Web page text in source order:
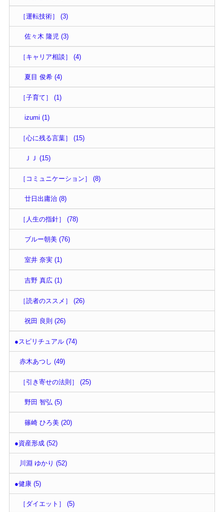
［運転技術］ (3)
佐々木 隆児 (3)
［キャリア相談］ (4)
夏目 俊希 (4)
［子育て］ (1)
izumi (1)
［心に残る言葉］ (15)
ＪＪ (15)
［コミュニケーション］ (8)
廿日出庸治 (8)
［人生の指針］ (78)
ブルー朝美 (76)
室井 奈実 (1)
吉野 真広 (1)
［読者のススメ］ (26)
祝田 良則 (26)
●スピリチュアル (74)
赤木あつし (49)
［引き寄せの法則］ (25)
野田 智弘 (5)
篠崎 ひろ美 (20)
●資産形成 (52)
川淵 ゆかり (52)
●健康 (5)
［ダイエット］ (5)